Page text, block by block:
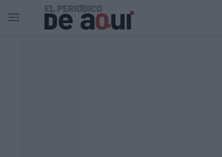
Ir al contenido principal